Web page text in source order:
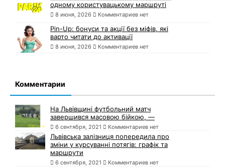
одному користувацькому маршруті
8 июня, 2026 Комментариев нет
Pin-Up: бонуси та акції без міфів, які
варто читати до активації
8 июня, 2026 Комментариев нет
Комментарии
На Львівщині футбольний матч
завершився масовою бійкою, —
6 сентября, 2021 Комментариев нет
Львівська залізниця попередила про
зміни у курсуванні потягів: графік та
маршрути
6 сентября, 2021 Комментариев нет